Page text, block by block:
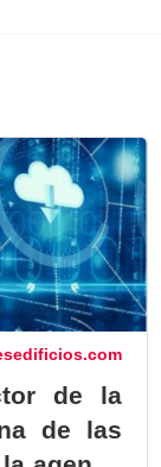
de la
de las